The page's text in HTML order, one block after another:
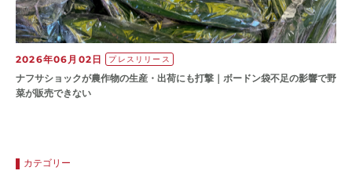
2026年06月02日 プレスリリース
ナフサショックが農作物の⽣産・出荷にも打撃｜ボードン袋不⾜の影響で野
菜が販売できない
カテゴリー